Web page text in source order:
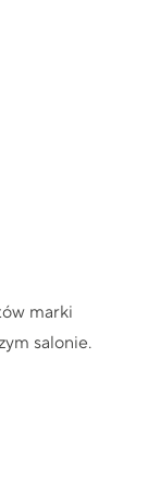
marki
salonie.